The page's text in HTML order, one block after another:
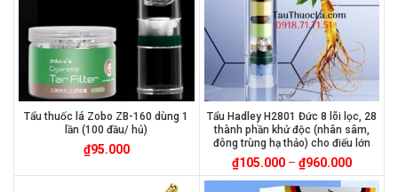
Tẩu thuốc lá Zobo ZB-160 dùng 1
lần (100 đầu/ hủ)
₫95.000
Tẩu Hadley H2801 Đức 8 lõi lọc, 28
thành phần khử độc (nhân sâm,
đông trùng hạ thảo) cho điếu lớn
₫105.000– ₫960.000